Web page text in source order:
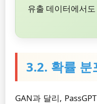
유출 데이터에서
3.2. 확률 분
GAN과 달리,